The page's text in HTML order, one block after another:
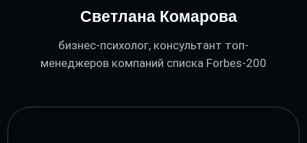
менеджеров компаний списка Forbes-200